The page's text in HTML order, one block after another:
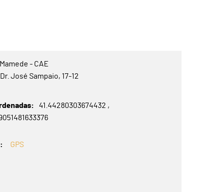
- CAE
José Sampaio, 17-12
41.44280303674432
GPS